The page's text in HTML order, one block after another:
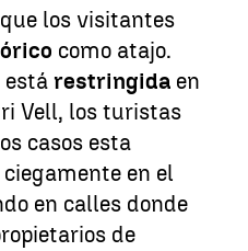
los visitantes
como atajo.
está restringida en
Vell, los turistas
casos esta
en el
en calles donde
de